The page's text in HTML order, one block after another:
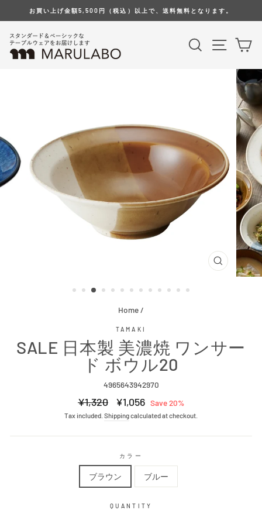
お買い上げ金額5,500円（税込）以上で、送料無料となります。
Search Site
CLOSE
(ESC)
Home /
TAMAKI
SALE 日本製 美濃焼 ワンサー
ド ボウル20
4965643942970
Regular
price
¥1,320
Sale
price
¥1,056 Save 20%
Tax included. Shippingcalculated at checkout.
カラー
ブラウン ブルー
QUANTITY